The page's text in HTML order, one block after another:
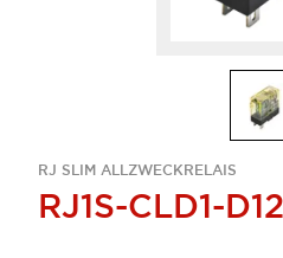
RJ SLIM ALLZWECKRELAIS
RJ1S-CLD1-D12